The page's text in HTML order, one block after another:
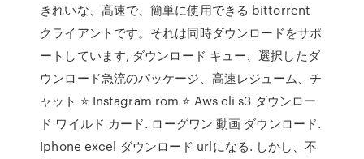
きれいな、高速で、簡単に使用できる bittorrent
クライアントです。それは同時ダウンロードをサポ
ートしています, ダウンロード キュー、選択したダ
ウンロード急流のパッケージ、高速レジューム、チ
ャット ⭐ Instagram rom ⭐ Aws cli s3 ダウンロー
ド ワイルド カード. ローグワン 動画 ダウンロード.
Iphone excel ダウンロード urlになる. しかし、不